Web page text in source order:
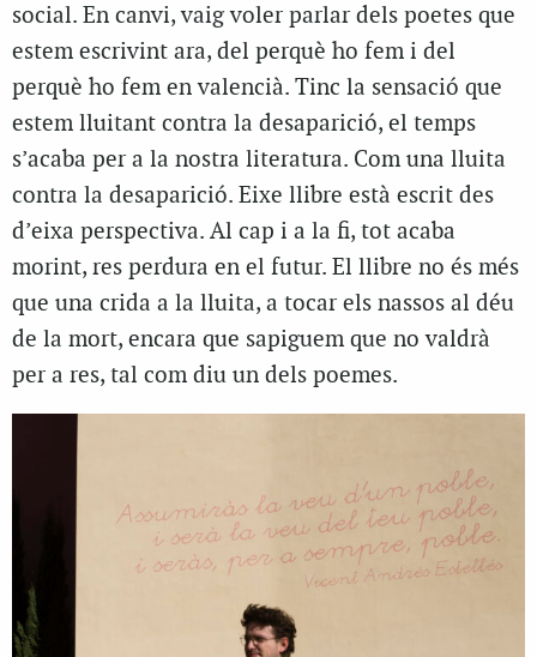
social. En canvi, vaig voler parlar dels poetes que
estem escrivint ara, del perquè ho fem i del
perquè ho fem en valencià. Tinc la sensació que
estem lluitant contra la desaparició, el temps
s’acaba per a la nostra literatura. Com una lluita
contra la desaparició. Eixe llibre està escrit des
d’eixa perspectiva. Al cap i a la fi, tot acaba
morint, res perdura en el futur. El llibre no és més
que una crida a la lluita, a tocar els nassos al déu
de la mort, encara que sapiguem que no valdrà
per a res, tal com diu un dels poemes.